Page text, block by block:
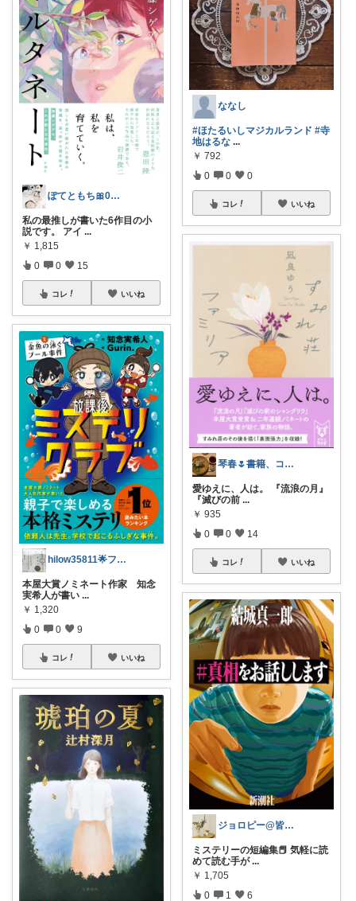
ぽてともち🎀0歳ママ
私の最推しが書いた6作目の小
説です。 アイ ...
￥ 1,815
0 0 15
コレ いいね
hilow35811🌟フォロー・購入感謝
本屋大賞ノミネート作家 知念
実希人が書い ...
￥ 1,320
0 0 9
コレ いいね
ななし
#ほたるいしマジカルランド #寺
地はるな ...
￥ 792
0 0 0
コレ いいね
琴春🌷書籍、コスメ好き📚💄
愛ゆえに、人は。 『流浪の月』
『滅びの前 ...
￥ 935
0 0 14
コレ いいね
ジョロピー@皆様のオススメに感謝です💐
ミステリーの短編集📕 気軽に読
めて読む手が ...
￥ 1,705
0 1 6